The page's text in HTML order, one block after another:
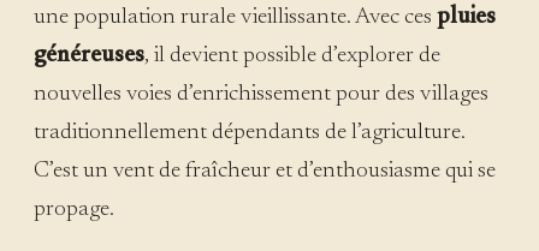
une population rurale vieillissante. Avec ces pluies
généreuses, il devient possible d’explorer de
nouvelles voies d’enrichissement pour des villages
traditionnellement dépendants de l’agriculture.
C’est un vent de fraîcheur et d’enthousiasme qui se
propage.